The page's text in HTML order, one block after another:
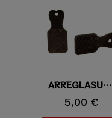
Vista rápidaARREGLASUELAS BLACK TIP TAPPER
5,00 €